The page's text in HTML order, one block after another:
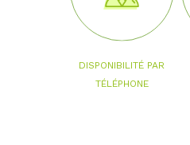
DISPONIBILITÉ PAR
TÉLÉPHONE